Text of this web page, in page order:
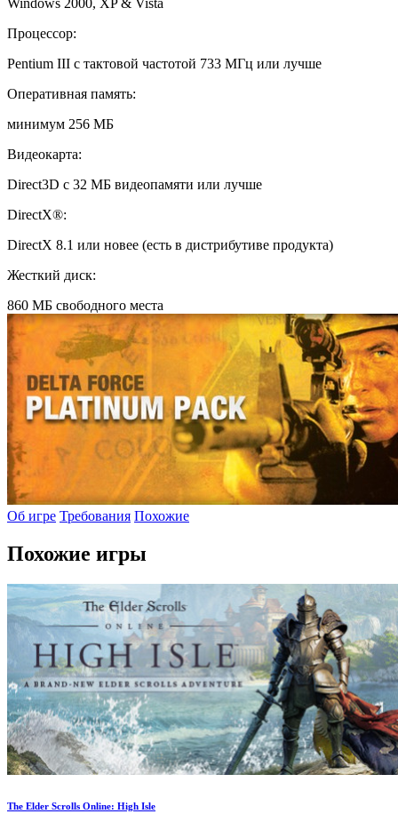
Windows 2000, XP & Vista
Процессор:
Pentium III с тактовой частотой 733 МГц или лучше
Оперативная память:
минимум 256 МБ
Видеокарта:
Direct3D с 32 МБ видеопамяти или лучше
DirectX®:
DirectX 8.1 или новее (есть в дистрибутиве продукта)
Жесткий диск:
860 МБ свободного места
Об игре Требования Похожие
Похожие игры
The Elder Scrolls Online: High Isle